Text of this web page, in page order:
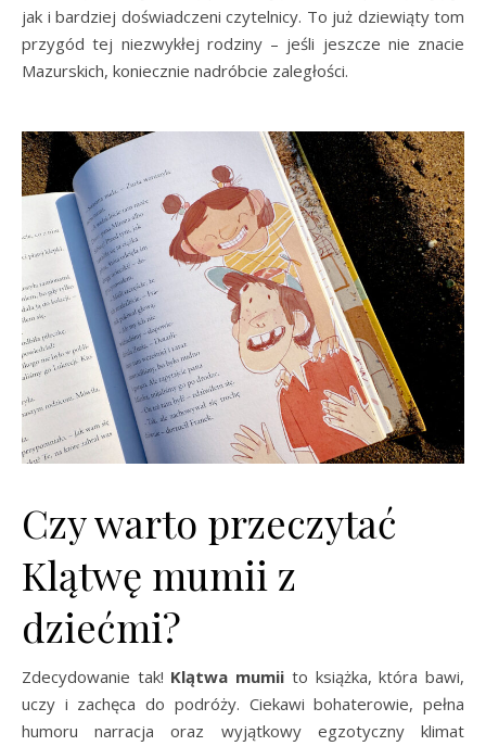
jak i bardziej doświadczeni czytelnicy. To już dziewiąty tom
przygód tej niezwykłej rodziny – jeśli jeszcze nie znacie
Mazurskich, koniecznie nadróbcie zaległości.
Czy warto przeczytać
Klątwę mumii z
dziećmi?
Zdecydowanie tak! Klątwa mumii to książka, która bawi,
uczy i zachęca do podróży. Ciekawi bohaterowie, pełna
humoru narracja oraz wyjątkowy egzotyczny klimat